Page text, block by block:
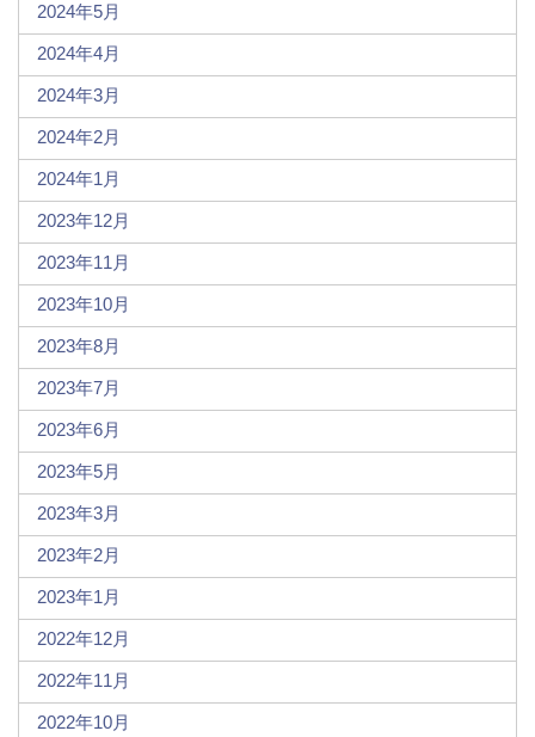
2024年5月
2024年4月
2024年3月
2024年2月
2024年1月
2023年12月
2023年11月
2023年10月
2023年8月
2023年7月
2023年6月
2023年5月
2023年3月
2023年2月
2023年1月
2022年12月
2022年11月
2022年10月